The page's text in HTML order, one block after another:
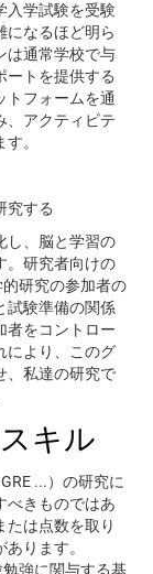
入学試験を受験
になるほど明ら
は通常学校で与
ートを提供する
トフォームを通
、アクティビテ
。
究する
し、脳と学習の
。研究者向けの
研究の参加者の
試験準備の関係
者をコントロー
により、このグ
、私達の研究で
キル
...）の研究に
べきものではあ
たは点数を取り
ります。
強に関与する基